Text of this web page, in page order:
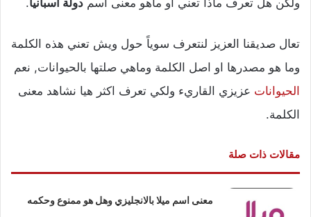
ولكن هل تعرف ماذا تعني او ماهو معنى اسم دولة أسبانيا.
تعال صديقنا العزيز لنتعرف سوياً حول ويش تعني هذه الكلمة
وما هو مصدرها او اصل الكلمة وماهي صلتها بالحيوانات, نعم
الحيوانات عزيزي القاريء ولكي تعرف اكثر هيا نشاهد معنى
الكلمة.
مقالات ذات صلة
معنى اسم ميلا بالانجليزي وهل هو ممنوع وحكمه